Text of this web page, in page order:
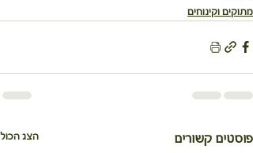
מתוקים וקינוחים
פוסטים קשורים הצג הכול